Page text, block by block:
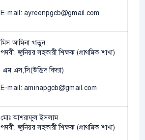
E-mail: ayreenpgcb@gmail.com
মিস আমিনা খাতুন
পদবী: জুনিয়র সহকারী শিক্ষক (প্রাথমিক শাখা)
এম,এস,সি(উদ্ভিদ বিদ্যা)
E-mail: aminapgcb@gmail.com
মোঃ আশরাফুল ইসলাম
পদবী: জুনিয়র সহকারী শিক্ষক (প্রাথমিক শাখা)